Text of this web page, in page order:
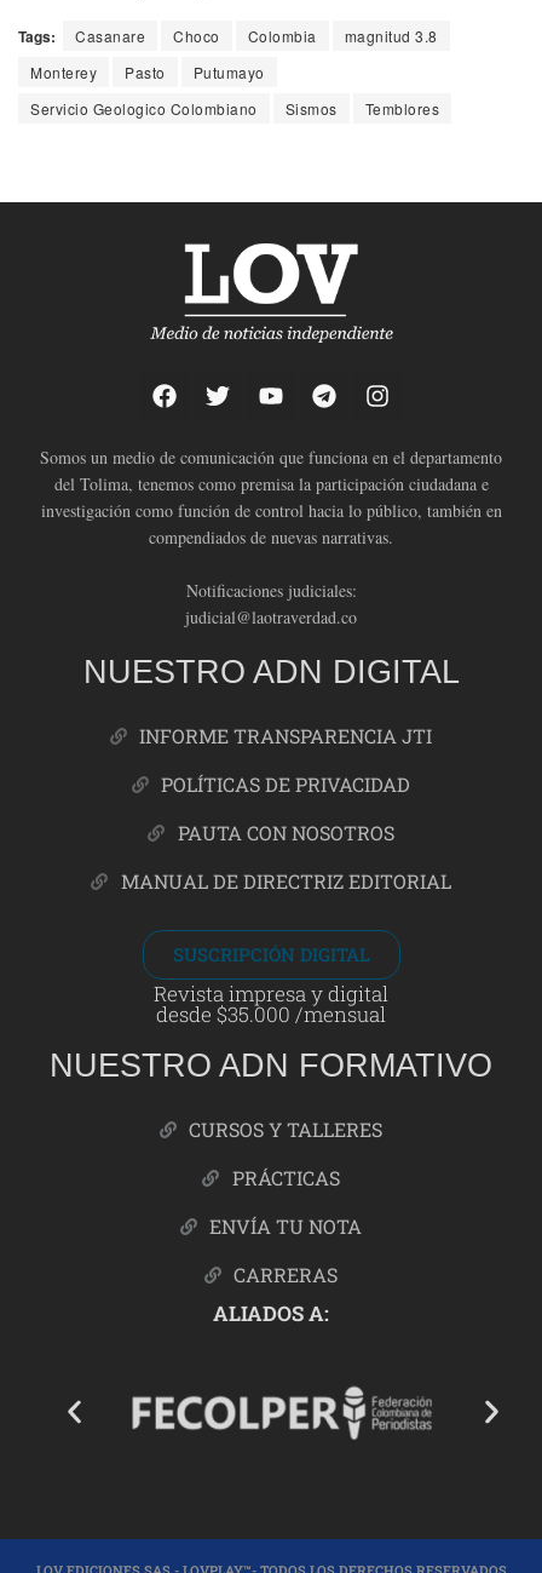
Tags: Casanare Choco Colombia
magnitud 3.8
Monterey
Pasto
Putumayo
Servicio Geologico Colombiano
Sismos Temblores
Somos un medio de comunicación que funciona en el departamento
del Tolima, tenemos como premisa la participación ciudadana e
investigación como función de control hacia lo público, también en
compendiados de nuevas narrativas.
Notificaciones judiciales:
judicial@laotraverdad.co
NUESTRO ADN DIGITAL
INFORME TRANSPARENCIA JTI
POLÍTICAS DE PRIVACIDAD
PAUTA CON NOSOTROS
MANUAL DE DIRECTRIZ EDITORIAL
SUSCRIPCIÓN DIGITAL
Revista impresa y digital
desde $35.000 /mensual
NUESTRO ADN FORMATIVO
CURSOS Y TALLERES
PRÁCTICAS
ENVÍA TU NOTA
CARRERAS
ALIADOS A: